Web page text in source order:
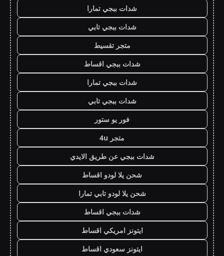
شدات ببجي تمارا
شدات ببجي تابي
متجر تقسيط
شدات ببجي اقساط
شدات ببجي تمارا
شدات ببجي تابي
فور يو ستور
متجر 4u
شدات ببجي عن طريق الايدي
شحن يلا لودو اقساط
شحن يلا لودو تابي تمارا
شدات ببجي اقساط
ايتونز امريكي اقساط
ايتونز سعودي اقساط